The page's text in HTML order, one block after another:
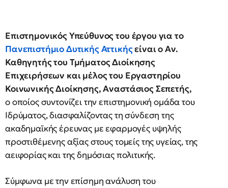
Επιστημονικός Υπεύθυνος του έργου για το
Πανεπιστήμιο Δυτικής Αττικήςείναι ο Αν.
Καθηγητής του Τμήματος Διοίκησης
Επιχειρήσεων και μέλος του Εργαστηρίου
Κοινωνικής Διοίκησης, Αναστάσιος Σεπετής,
ο οποίος συντονίζει την επιστημονική ομάδα του
Ιδρύματος, διασφαλίζοντας τη σύνδεση της
ακαδημαϊκής έρευνας με εφαρμογές υψηλής
προστιθέμενης αξίας στους τομείς της υγείας, της
αειφορίας και της δημόσιας πολιτικής.
Σύμφωνα με την επίσημη ανάλυση του